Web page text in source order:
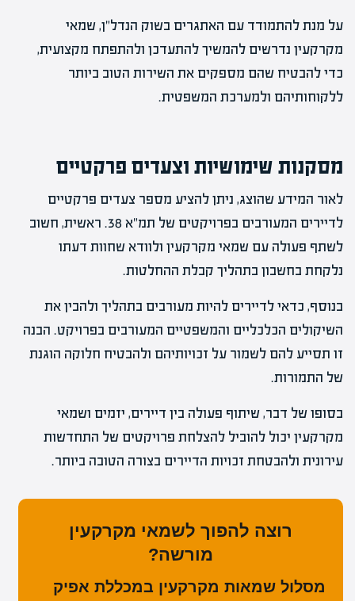
על מנת להתמודד עם האתגרים בשוק הנדל"ן, שמאי
מקרקעין נדרשים להמשיך להתעדכן ולהתפתח מקצועית,
כדי להבטיח שהם מספקים את השירות הטוב ביותר
ללקוחותיהם ולמערכת המשפטית.
מסקנות שימושיות וצעדים פרקטיים
לאור המידע שהוצג, ניתן להציע מספר צעדים פרקטיים
לדיירים המעורבים בפרויקטים של תמ"א 38. ראשית, חשוב
לשתף פעולה עם שמאי מקרקעין ולוודא שחוות דעתו
נלקחת בחשבון בתהליך קבלת ההחלטות.
בנוסף, כדאי לדיירים להיות מעורבים בתהליך ולהבין את
השיקולים הכלכליים והמשפטיים המעורבים בפרויקט. הבנה
זו תסייע להם לשמור על זכויותיהם ולהבטיח חלוקה הוגנת
של התמורות.
בסופו של דבר, שיתוף פעולה בין דיירים, יזמים ושמאי
מקרקעין יכול להוביל להצלחת פרויקטים של התחדשות
עירונית ולהבטחת זכויות הדיירים בצורה הטובה ביותר.
רוצה להפוך לשמאי מקרקעין
מורשה?
מסלול שמאות מקרקעין במכללת אפיק